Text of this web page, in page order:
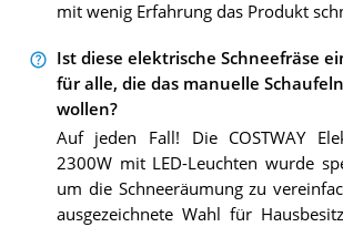
mit wenig Erfahrung das Produkt
Ist diese elektrische Schneefräse
für alle, die das manuelle
wollen?
Auf jeden Fall! Die COSTWAY
2300W mit LED-Leuchten wurde
um die Schneeräumung zu
ausgezeichnete Wahl für